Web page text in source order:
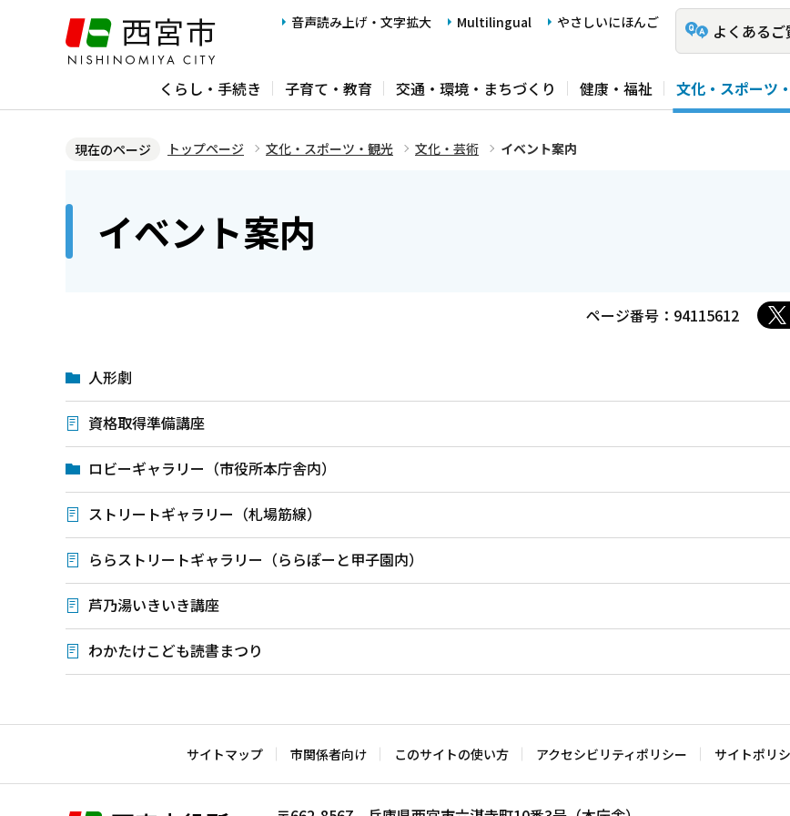
ジ
音声読み上げ・文字拡大 Multilingual やさしいにほんご よくあるご
くらし・手続き 子育て・教育 交通・環境・まちづくり 健康・福祉 文化・スポーツ
現在のページ トップページ 文化・スポーツ・観光 文化・芸術 イベント案内
イベント案内
ページ番号：94115612
人形劇
資格取得準備講座
ロビーギャラリー（市役所本庁舎内）
ストリートギャラリー（札場筋線）
ららストリートギャラリー（ららぽーと甲子園内）
芦乃湯いきいき講座
わかたけこども読書まつり
文
サイトマップ 市関係者向け このサイトの使い方 アクセシビリティポリシー サイトポリ